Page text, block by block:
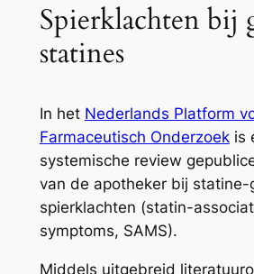
Spierklachten bij
statines
In het Nederlands Platform
Farmaceutisch Onderzoekis
systemische review
van de apotheker bij statine-
spierklachten (statin-
symptoms, SAMS).
Middels uitgebreid